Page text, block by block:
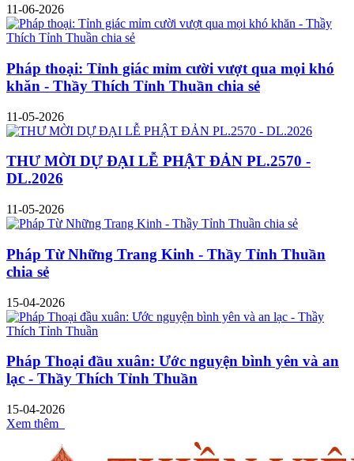
11-06-2026
Pháp thoại: Tỉnh giác mỉm cười vượt qua mọi khó
khăn - Thầy Thích Tỉnh Thuần chia sẻ
11-05-2026
THƯ MỜI DỰ ĐẠI LỄ PHẬT ĐẢN PL.2570 -
DL.2026
11-05-2026
Pháp Từ Những Trang Kinh - Thầy Tỉnh Thuần
chia sẻ
15-04-2026
Pháp Thoại đầu xuân: Ước nguyện bình yên và an
lạc - Thầy Thích Tỉnh Thuần
15-04-2026
Xem thêm